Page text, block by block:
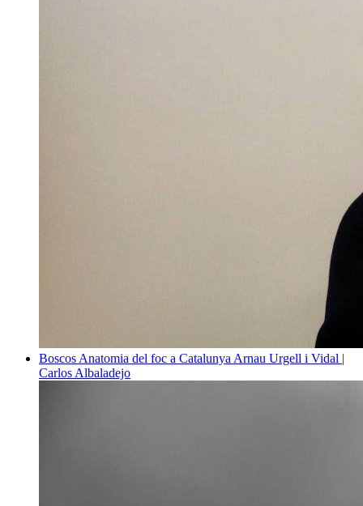
Boscos Anatomia del foc a Catalunya Arnau Urgell i Vidal |
Carlos Albaladejo